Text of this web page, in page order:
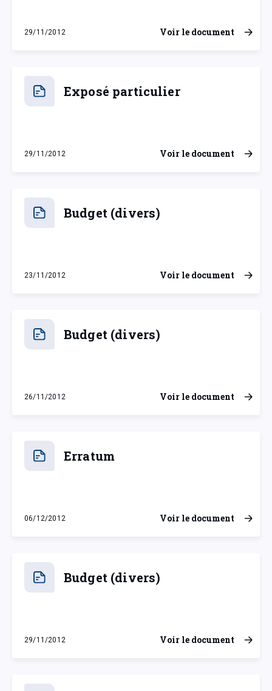
29/11/2012
jeudi 29 novembre 2012
Voir le document
Exposé particulier
29/11/2012
jeudi 29 novembre 2012
Voir le document
Budget (divers)
23/11/2012
vendredi 23 novembre 2012
Voir le document
Budget (divers)
26/11/2012
lundi 26 novembre 2012
Voir le document
Erratum
06/12/2012
jeudi 6 décembre 2012
Voir le document
Budget (divers)
29/11/2012
jeudi 29 novembre 2012
Voir le document